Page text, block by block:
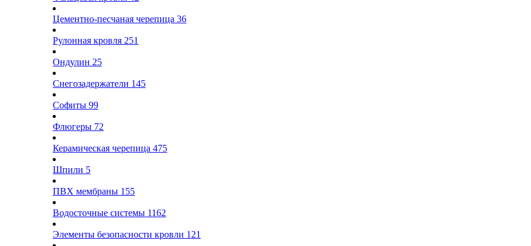
Цементно-песчаная черепица 36
Рулонная кровля 251
Ондулин 25
Снегозадержатели 145
Софиты 99
Флюгеры 72
Керамическая черепица 475
Шпили 5
ПВХ мембраны 155
Водосточные системы 1162
Элементы безопасности кровли 121